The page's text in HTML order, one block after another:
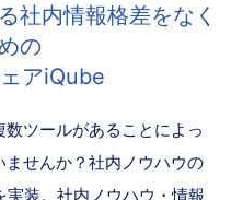
社内情報格差をなく
の
アiQube
数ツールがあることによっ
せんか？社内ノウハウの
装。社内ノウハウ・情報